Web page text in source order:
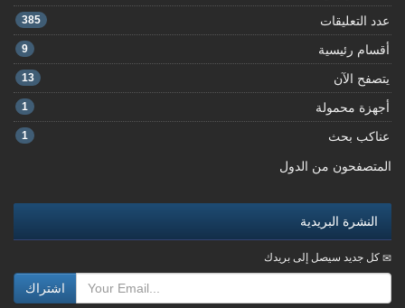
عدد التعليقات 385
أقسام رئيسية 9
يتصفح الآن 13
أجهزة محمولة 1
عناكب بحث 1
المتصفحون من الدول
النشرة البريدية
كل جديد سيصل إلى بريدك
اشتراك